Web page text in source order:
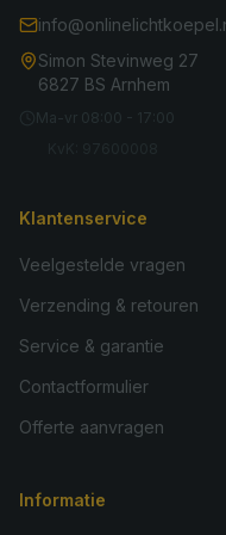
Simon Stevinweg 27
6827 BS Arnhem
Ma-vr 08:00 - 17:00
Klantenservice
Veelgestelde vragen
Verzending & retouren
Service & garantie
Contactformulier
Offerte aanvragen
Informatie